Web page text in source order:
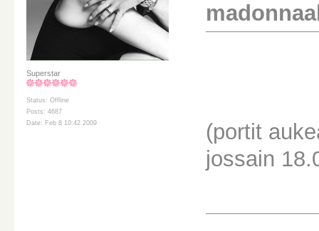
Superstar
Status: Offline
Posts: 4687
Date: Feb 8 10:42 2009
(portit
jossain